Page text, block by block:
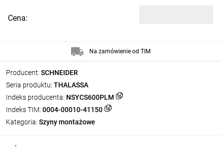
Producent: SCHNEIDER
Seria produktu: THALASSA
Indeks producenta: NSYCS600PLM
Indeks TIM: 0004-00010-41150
Kategoria: Szyny montażowe
Cena:
Na zamówienie od TIM